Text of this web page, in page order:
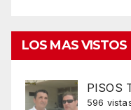
LOS MAS VISTOS
PISOS
596